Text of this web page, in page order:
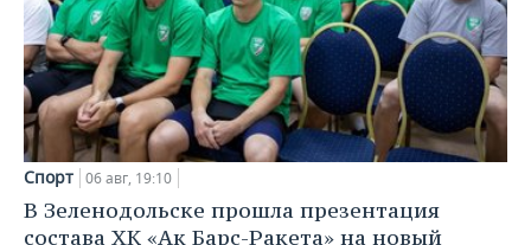
Спорт 06 авг, 19:10
В Зеленодольске прошла презентация
состава ХК «Ак Барс-Ракета» на новый